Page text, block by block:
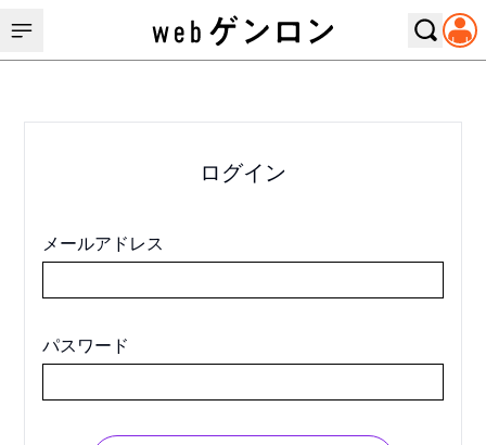
ログイン
メールアドレス
パスワード